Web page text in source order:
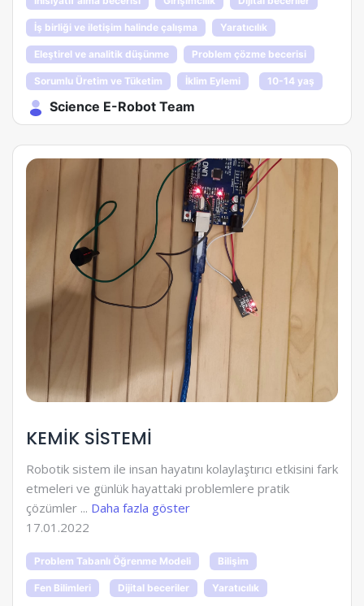
İş birliği ve iletişim halinde çalışma Yaratıcılık
Eleştirel ve analitik düşünme Problem çözme becerisi
Sorumlu Üretim ve Tüketim İklim Eylemi 10-14 yaş
Science E-Robot Team
KEMİK SİSTEMİ
Robotik sistem ile insan hayatını kolaylaştırıcı etkisini fark
etmeleri ve günlük hayattaki problemlere pratik
çözümler ... Daha fazla göster
17.01.2022
Problem Tabanlı Öğrenme Modeli Bilişim
Fen Bilimleri Dijital beceriler Yaratıcılık